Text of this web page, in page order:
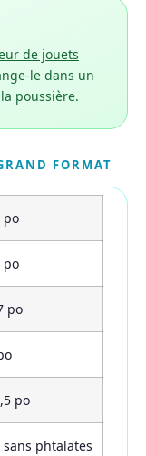
de jouets
le dans un
poussière.
FORMAT
po
po
po
po
sans phtalates